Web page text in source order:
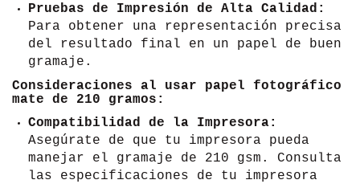
Pruebas de Impresión de Alta Calidad:
Para obtener una representación precisa
del resultado final en un papel de buen
gramaje.
Consideraciones al usar papel fotográfico
mate de 210 gramos:
Compatibilidad de la Impresora:
Asegúrate de que tu impresora pueda
manejar el gramaje de 210 gsm. Consulta
las especificaciones de tu impresora